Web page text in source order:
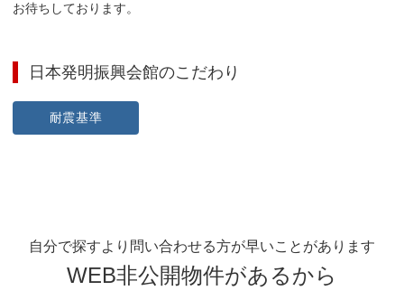
お待ちしております。
日本発明振興会館のこだわり
耐震基準
自分で探すより問い合わせる方が早いことがあります
WEB非公開物件があるから